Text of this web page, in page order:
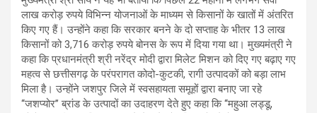
लाख करोड़ रुपये विभिन्न योजनाओं के माध्यम से किसानों के खातों में अंतरित
किए गए हैं। उन्होंने कहा कि सरकार बनने के दो सप्ताह के भीतर 13 लाख
किसानों को 3,716 करोड़ रुपये बोनस के रूप में दिया गया था। मुख्यमंत्री ने
कहा कि प्रधानमंत्री श्री नरेंद्र मोदी द्वारा मिलेट मिशन को दिए गए बढ़ाए गए
महत्व से छत्तीसगढ़ के परंपरागत कोदो-कुटकी, रागी उत्पादकों को बड़ा लाभ
मिला है। उन्होंने जशपुर जिले में स्वसहायता समूहों द्वारा बनाए जा रहे
‘‘जशप्योर’’ ब्रांड के उत्पादों का उदाहरण देते हुए कहा कि ‘‘महुआ लड्डू,